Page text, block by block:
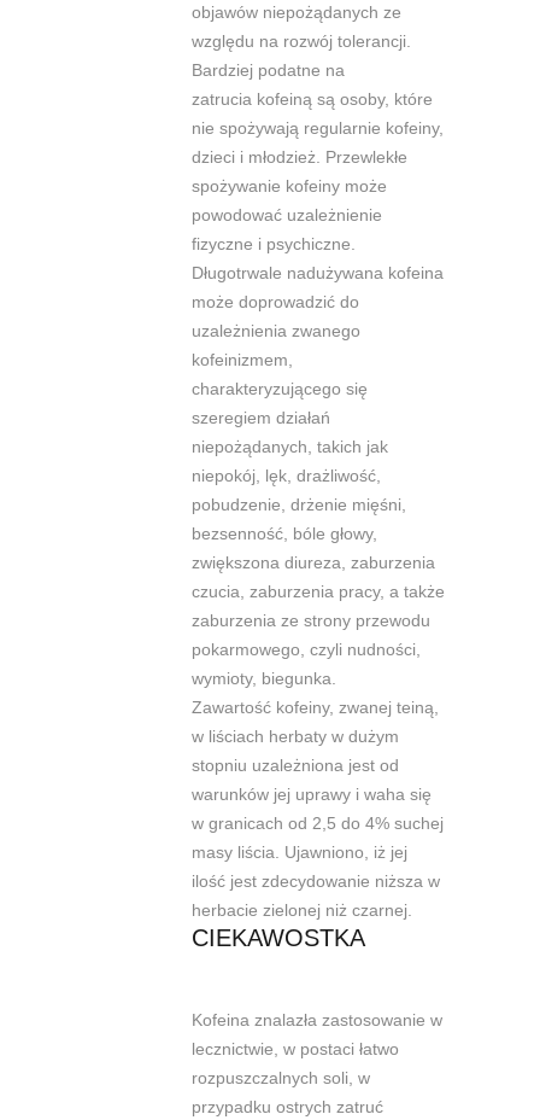
objawów niepożądanych ze
względu na rozwój tolerancji.
Bardziej podatne na
zatrucia kofeiną są osoby, które
nie spożywają regularnie kofeiny,
dzieci i młodzież. Przewlekłe
spożywanie kofeiny może
powodować uzależnienie
fizyczne i psychiczne.
Długotrwale nadużywana kofeina
może doprowadzić do
uzależnienia zwanego
kofeinizmem,
charakteryzującego się
szeregiem działań
niepożądanych, takich jak
niepokój, lęk, drażliwość,
pobudzenie, drżenie mięśni,
bezsenność, bóle głowy,
zwiększona diureza, zaburzenia
czucia, zaburzenia pracy, a także
zaburzenia ze strony przewodu
pokarmowego, czyli nudności,
wymioty, biegunka.
Zawartość kofeiny, zwanej teiną,
w liściach herbaty w dużym
stopniu uzależniona jest od
warunków jej uprawy i waha się
w granicach od 2,5 do 4% suchej
masy liścia. Ujawniono, iż jej
ilość jest zdecydowanie niższa w
herbacie zielonej niż czarnej.
CIEKAWOSTKA
Kofeina znalazła zastosowanie w
lecznictwie, w postaci łatwo
rozpuszczalnych soli, w
przypadku ostrych zatruć